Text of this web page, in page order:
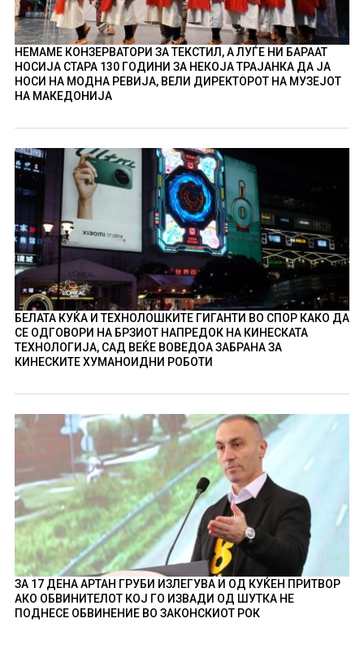
НЕМАМЕ КОНЗЕРВАТОРИ ЗА ТЕКСТИЛ, А ЛУЃЕ НИ БАРААТ
НОСИЈА СТАРА 130 ГОДИНИ ЗА НЕКОЈА ТРАЈАНКА ДА ЈА
НОСИ НА МОДНА РЕВИЈА, ВЕЛИ ДИРЕКТОРОТ НА МУЗЕЈОТ
НА МАКЕДОНИЈА
БЕЛАТА КУЌА И ТЕХНОЛОШКИТЕ ГИГАНТИ ВО СПОР КАКО ДА
СЕ ОДГОВОРИ НА БРЗИОТ НАПРЕДОК НА КИНЕСКАТА
ТЕХНОЛОГИЈА, САД ВЕЌЕ ВОВЕДОА ЗАБРАНА ЗА
КИНЕСКИТЕ ХУМАНОИДНИ РОБОТИ
ЗА 17 ДЕНА АРТАН ГРУБИ ИЗЛЕГУВА И ОД КУЌЕН ПРИТВОР
АКО ОБВИНИТЕЛОТ КОЈ ГО ИЗВАДИ ОД ШУТКА НЕ
ПОДНЕСЕ ОБВИНЕНИЕ ВО ЗАКОНСКИОТ РОК